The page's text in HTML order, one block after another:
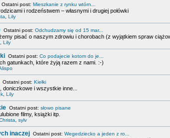
Ostatni post: Mieszkanie z rynku wtórn...
i rodzeństwem – własnymi i drugiej połówki
Lily
Ostatni post: Odchudzamy się od 15 mar...
pisać o naszym zdrowiu i chorobach (z wyjątkiem spraw
Lily
Ostatni post: Co podajecie kotom do je...
gatunkach, które żyją razem z nami. :-)
Ostatni post: Kiełki
doniczkowe i wszystkie inne...
Lily
Ostatni post: słowo pisane
filmy, książki itp.
sylv
inaczej Ostatni post: Wegedziecko a jeden z ro...